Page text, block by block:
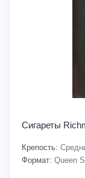
Сигареты
Крепость:
Формат: Queen